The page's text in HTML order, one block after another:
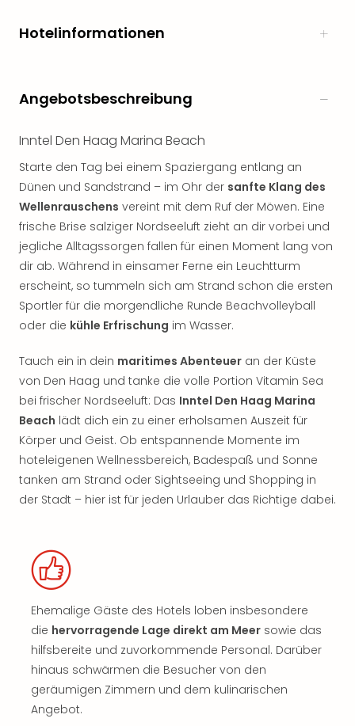
Hotelinformationen
Angebotsbeschreibung
Inntel Den Haag Marina Beach
Starte den Tag bei einem Spaziergang entlang an
Dünen und Sandstrand – im Ohr der sanfte Klang des
Wellenrauschens vereint mit dem Ruf der Möwen. Eine
frische Brise salziger Nordseeluft zieht an dir vorbei und
jegliche Alltagssorgen fallen für einen Moment lang von
dir ab. Während in einsamer Ferne ein Leuchtturm
erscheint, so tummeln sich am Strand schon die ersten
Sportler für die morgendliche Runde Beachvolleyball
oder die kühle Erfrischung im Wasser.
Tauch ein in dein maritimes Abenteuer an der Küste
von Den Haag und tanke die volle Portion Vitamin Sea
bei frischer Nordseeluft: Das Inntel Den Haag Marina
Beach lädt dich ein zu einer erholsamen Auszeit für
Körper und Geist. Ob entspannende Momente im
hoteleigenen Wellnessbereich, Badespaß und Sonne
tanken am Strand oder Sightseeing und Shopping in
der Stadt – hier ist für jeden Urlauber das Richtige dabei.
Ehemalige Gäste des Hotels loben insbesondere
die hervorragende Lage direkt am Meer sowie das
hilfsbereite und zuvorkommende Personal. Darüber
hinaus schwärmen die Besucher von den
geräumigen Zimmern und dem kulinarischen
Angebot.